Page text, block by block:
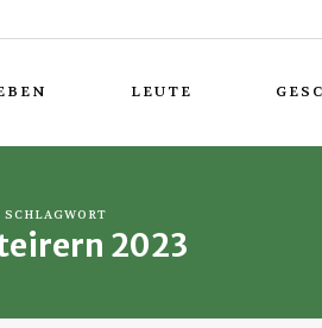
LEUTE
SCHLAGWORT
2023